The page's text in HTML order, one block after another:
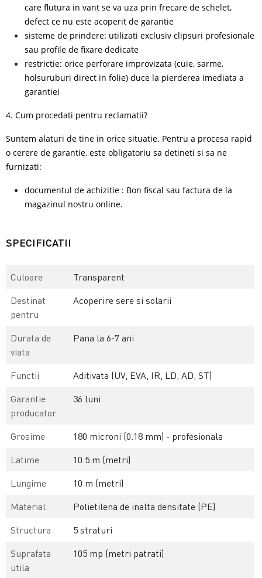
care flutura in vant se va uza prin frecare de schelet,
defect ce nu este acoperit de garantie
sisteme de prindere: utilizati exclusiv clipsuri profesionale
sau profile de fixare dedicate
restrictie: orice perforare improvizata (cuie, sarme,
holsuruburi direct in folie) duce la pierderea imediata a
garantiei
4. Cum procedati pentru reclamatii?
Suntem alaturi de tine in orice situatie. Pentru a procesa rapid
o cerere de garantie, este obligatoriu sa detineti si sa ne
furnizati:
documentul de achizitie : Bon fiscal sau factura de la
magazinul nostru online.
SPECIFICATII
Culoare
Transparent
Destinat
pentru
Acoperire sere si solarii
Durata de
viata
Pana la 6-7 ani
Functii
Aditivata (UV, EVA, IR, LD, AD, ST)
Garantie
producator
36 luni
Grosime
180 microni (0.18 mm) - profesionala
Latime
10.5 m (metri)
Lungime
10 m (metri)
Material
Polietilena de inalta densitate (PE)
Structura
5 straturi
Suprafata
utila
105 mp (metri patrati)